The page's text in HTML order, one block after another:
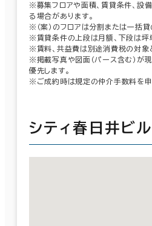
※募集フロアや面積、賃貸条件、設
る場合があります。
※（案）のフロアは分割または一括貸
※賃貸条件の上段は月額、下段は坪
※賃料、共益費は別途消費税の対象
※掲載写真や図面（パース含む）が
優先します。
※ご成約時は規定の仲介手数料を申
シティ春日井ビ